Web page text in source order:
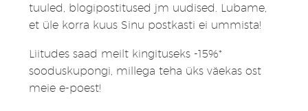
tuuled, blogipostitused jm uudised. Lubame,
et üle korra kuus Sinu postkasti ei ummista!
Liitudes saad meilt kingituseks -15%*
sooduskupongi, millega teha üks väekas ost
meie e-poest!